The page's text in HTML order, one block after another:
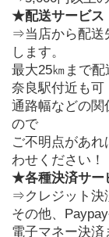
★配送サービス
⇒当店から配送
します。
最大25㎞まで
奈良駅付近も可
通路幅などの関
ので
ご不明点があ
わせください！
★各種決済サー
⇒クレジット決
その他、
電子マネー決